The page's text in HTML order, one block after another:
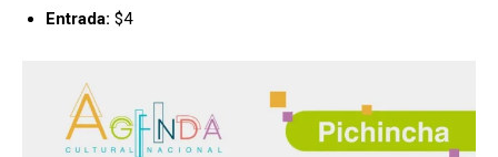
Entrada: $4